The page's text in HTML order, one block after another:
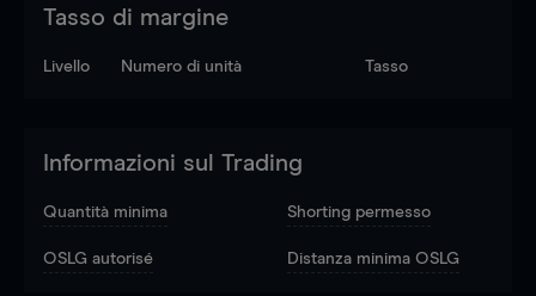
Tasso di margine
Livello Numero di unità Tasso
Informazioni sul Trading
Quantità minima Shorting permesso
OSLG autorisé Distanza minima OSLG